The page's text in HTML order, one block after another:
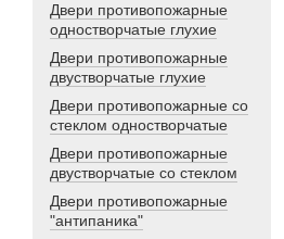
Двери противопожарные
одностворчатые глухие
Двери противопожарные
двустворчатые глухие
Двери противопожарные со
стеклом одностворчатые
Двери противопожарные
двустворчатые со стеклом
Двери противопожарные
"антипаника"